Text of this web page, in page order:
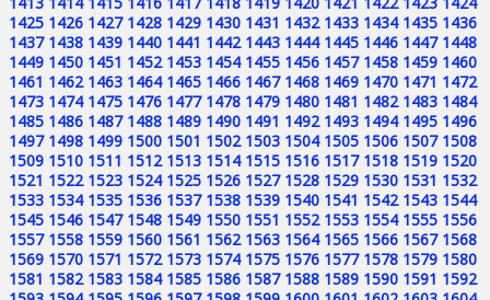
1425 1426 1427 1428 1429 1430 1431 1432 1433 1434 1435 1436
1437 1438 1439 1440 1441 1442 1443 1444 1445 1446 1447 1448
1449 1450 1451 1452 1453 1454 1455 1456 1457 1458 1459 1460
1461 1462 1463 1464 1465 1466 1467 1468 1469 1470 1471 1472
1473 1474 1475 1476 1477 1478 1479 1480 1481 1482 1483 1484
1485 1486 1487 1488 1489 1490 1491 1492 1493 1494 1495 1496
1497 1498 1499 1500 1501 1502 1503 1504 1505 1506 1507 1508
1509 1510 1511 1512 1513 1514 1515 1516 1517 1518 1519 1520
1521 1522 1523 1524 1525 1526 1527 1528 1529 1530 1531 1532
1533 1534 1535 1536 1537 1538 1539 1540 1541 1542 1543 1544
1545 1546 1547 1548 1549 1550 1551 1552 1553 1554 1555 1556
1557 1558 1559 1560 1561 1562 1563 1564 1565 1566 1567 1568
1569 1570 1571 1572 1573 1574 1575 1576 1577 1578 1579 1580
1581 1582 1583 1584 1585 1586 1587 1588 1589 1590 1591 1592